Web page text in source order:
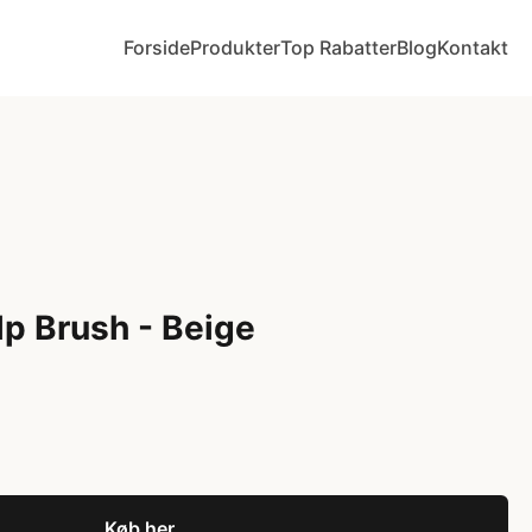
ForsideProdukterTop RabatterBlogKontakt
Brush - Beige